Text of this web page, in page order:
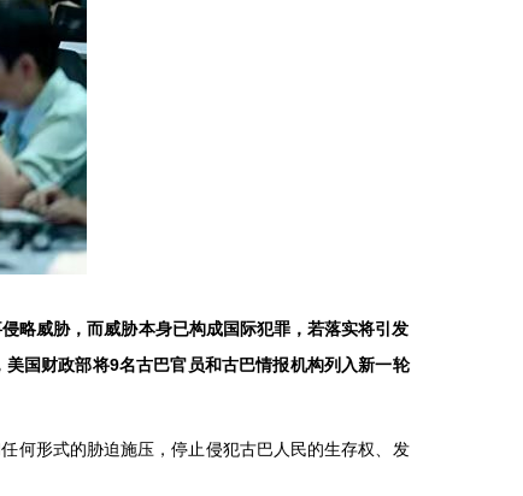
略威胁，而威胁本身已构成国际犯罪，若落实将引发
国财政部将9名古巴官员和古巴情报机构列入新一轮
何形式的胁迫施压，停止侵犯古巴人民的生存权、发